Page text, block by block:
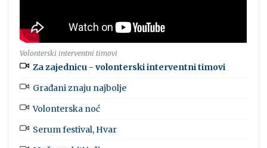
Volonterski interventni timovi
Za zajednicu - volonterski interventni timovi
Građani znaju najbolje
Volonterska noć
Serum festival, Hvar